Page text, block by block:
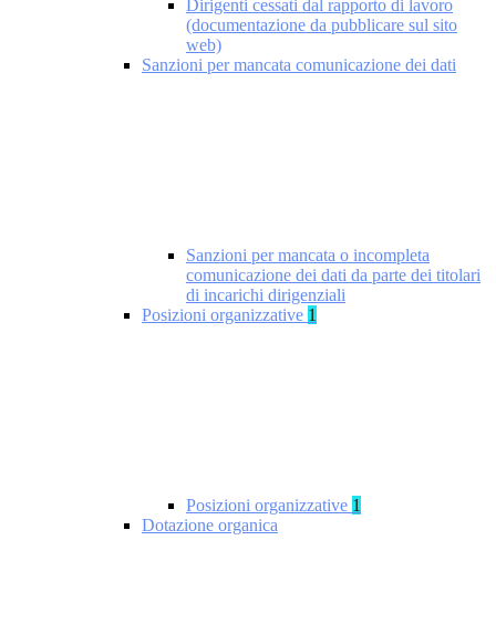
Dirigenti cessati dal rapporto di lavoro
(documentazione da pubblicare sul sito
web)
Sanzioni per mancata comunicazione dei dati
Sanzioni per mancata o incompleta
comunicazione dei dati da parte dei titolari
di incarichi dirigenziali
Posizioni organizzative 1
Posizioni organizzative 1
Dotazione organica